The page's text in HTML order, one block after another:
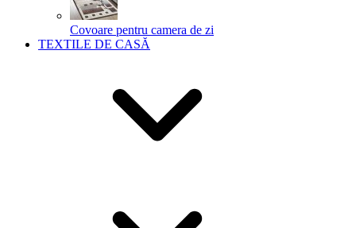
Covoare pentru camera de zi
TEXTILE DE CASĂ